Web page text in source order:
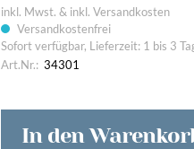
Passion
inkl. Mwst. & inkl. Versandkosten
Versandkostenfrei
Sofort verfügbar, Lieferzeit: 1 bis 3
Art.Nr.: 34301
In den